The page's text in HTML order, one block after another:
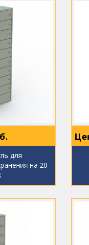
для
на 20